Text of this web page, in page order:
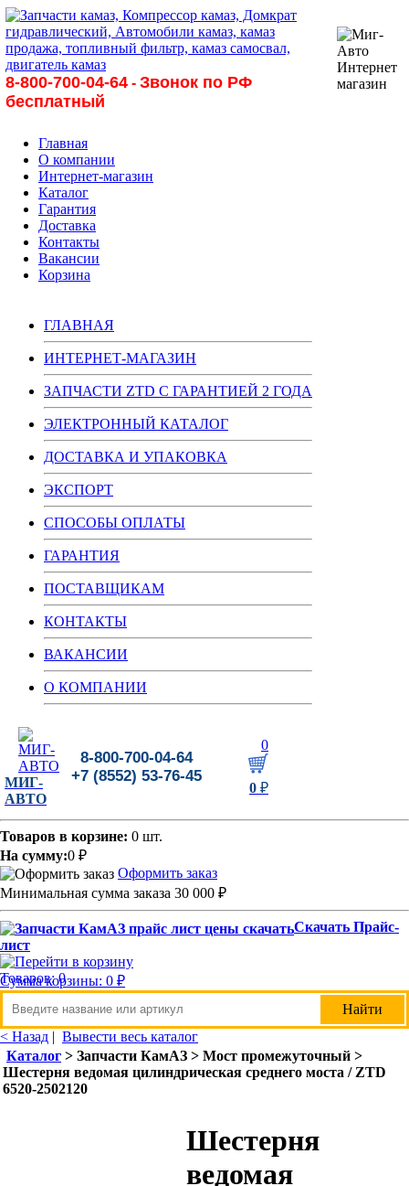
8-800-700-04-64 - Звонок по РФ
бесплатный
Главная
О компании
Интернет-магазин
Каталог
Гарантия
Доставка
Контакты
Вакансии
Корзина
ГЛАВНАЯ
ИНТЕРНЕТ-МАГАЗИН
ЗАПЧАСТИ ZTD С ГАРАНТИЕЙ 2 ГОДА
ЭЛЕКТРОННЫЙ КАТАЛОГ
ДОСТАВКА И УПАКОВКА
ЭКСПОРТ
СПОСОБЫ ОПЛАТЫ
ГАРАНТИЯ
ПОСТАВЩИКАМ
КОНТАКТЫ
ВАКАНСИИ
О КОМПАНИИ
МИГ-
АВТО
8-800-700-04-64
+7 (8552) 53-76-45
0
0 ₽
Товаров в корзине: 0 шт.
На сумму:0 ₽
Оформить заказ
Минимальная сумма заказа 30 000 ₽
Скачать Прайс-
лист
Товаров: 0
Сумма корзины: 0 ₽
< Назад | Вывести весь каталог
Каталог > Запчасти КамАЗ > Мост промежуточный >
Шестерня ведомая цилиндрическая среднего моста / ZTD
6520-2502120
Шестерня
ведомая